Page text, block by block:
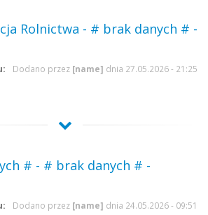
Rolnictwa - # brak danych # -
Dodano przez [name] dnia 27.05.2026 - 21:25
# - # brak danych # -
Dodano przez [name] dnia 24.05.2026 - 09:51